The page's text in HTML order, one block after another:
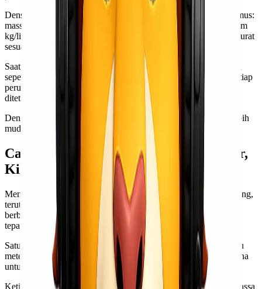
Densitas adalah massa per unit volume. Setelah itu, gunakan rumus:
massa (dalam kilogram) = volumen (dalam liter) x densitas (dalam
kg/liter). Dengan cara ini, Anda bisa mendapatkan hasil yang akurat
sesuai kebutuhan.
Saat menghitung panjang atau jarak dalam meter dari satuan lain
seperti centimeter atau milimeter juga mengikuti pola serupa. Setiap
perubahan diukur berdasarkan faktor konversi presisi yang telah
ditetapkan sebelumnya.
Dengan memahami rumus dasar ini, proses konversi menjadi lebih
mudah dan efisien bagi siapa pun yang membutuhkannya.
Cara Menghitung 1 Kubik Berapa Liter,
Kilo dan Meter
Menghitung konversi satuan sangat penting dalam berbagai bidang,
terutama saat berurusan dengan volume dan berat. Ketika kita
berbicara tentang kubik, liter, kilo, dan meter, pemahaman yang
tepat dapat memudahkan pekerjaan sehari-hari.
Satu kubik sama dengan seribu liter. Jadi jika Anda memiliki satu
meter kubik air, itu berarti ada 1.000 liter di dalamnya. Ini berguna
untuk memperkirakan kebutuhan air atau bahan cair lainnya.
Ketika membahas berat, satu meter kubik dari air mempunyai massa